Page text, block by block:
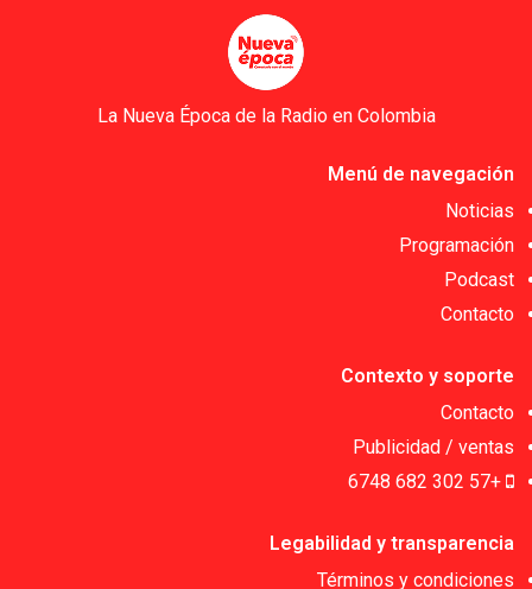
La Nueva Época de la Radio en Colombia
Menú de navegación
Noticias
Programación
Podcast
Contacto
Contexto y soporte
Contacto
Publicidad / ventas
+57 302 682 6748
Legabilidad y transparencia
Términos y condiciones